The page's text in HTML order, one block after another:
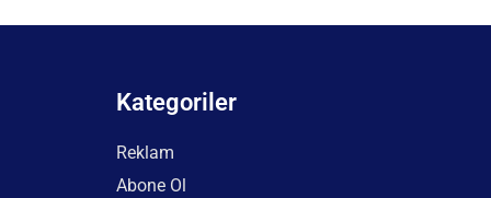
Kategoriler
Reklam
Abone Ol